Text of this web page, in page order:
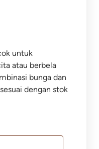
untuk
atau berbela
bunga dan
dengan stok